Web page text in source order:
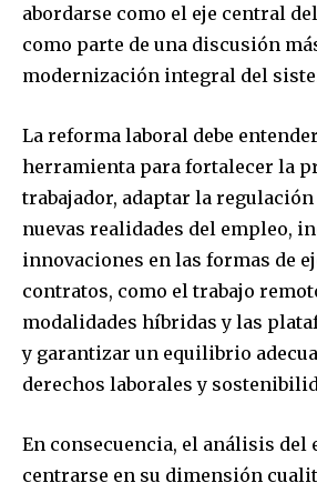
abordarse como el eje central
como parte de una discusión
modernización integral del
La reforma laboral debe
herramienta para fortalecer la
trabajador, adaptar la
nuevas realidades del empleo,
innovaciones en las formas de
contratos, como el trabajo
modalidades híbridas y las
y garantizar un equilibrio
derechos laborales y
En consecuencia, el análisis del
centrarse en su dimensión